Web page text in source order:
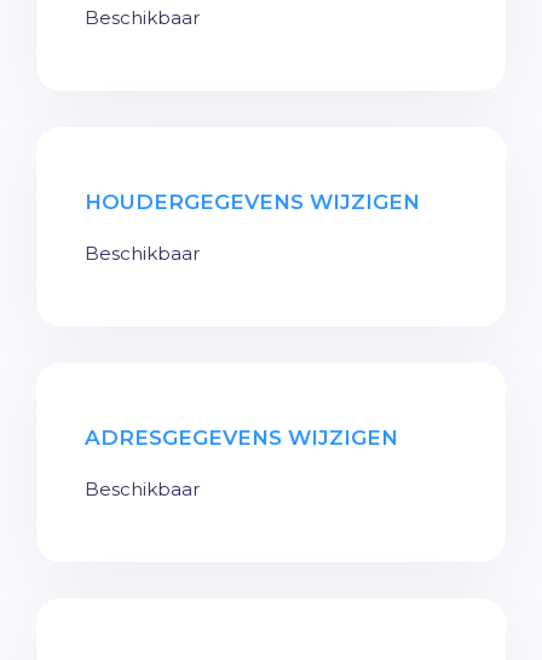
Beschikbaar
HOUDERGEGEVENS WIJZIGEN
Beschikbaar
ADRESGEGEVENS WIJZIGEN
Beschikbaar